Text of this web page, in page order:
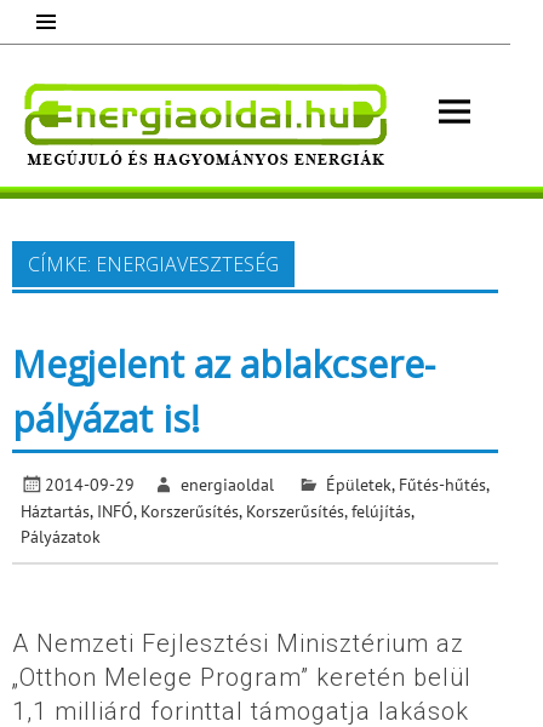
content
Megújuló és hagyományos energiák.
Minden, ami energia!
CÍMKE: ENERGIAVESZTESÉG
Megjelent az ablakcsere-
pályázat is!
2014-09-29 energiaoldal Épületek, Fűtés-hűtés,
Háztartás, INFÓ, Korszerűsítés, Korszerűsítés, felújítás,
Pályázatok
A Nemzeti Fejlesztési Minisztérium az
„Otthon Melege Program” keretén belül
1,1 milliárd forinttal támogatja lakások